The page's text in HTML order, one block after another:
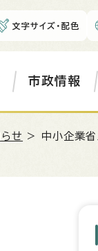
文字サイズ・配色
市政情報
せ
> 中小企業省